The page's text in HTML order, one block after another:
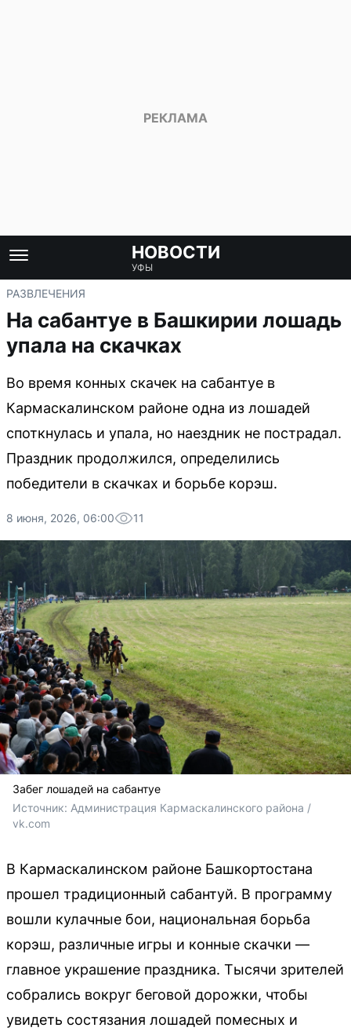
НОВОСТИ
УФЫ
РАЗВЛЕЧЕНИЯ
На сабантуе в Башкирии лошадь
упала на скачках
Во время конных скачек на сабантуе в
Кармаскалинском районе одна из лошадей
споткнулась и упала, но наездник не пострадал.
Праздник продолжился, определились
победители в скачках и борьбе корэш.
8 июня, 2026, 06:00 11
Забег лошадей на сабантуе
Источник: Администрация Кармаскалинского района /
vk.com
В Кармаскалинском районе Башкортостана
прошел традиционный сабантуй. В программу
вошли кулачные бои, национальная борьба
корэш, различные игры и конные скачки —
главное украшение праздника. Тысячи зрителей
собрались вокруг беговой дорожки, чтобы
увидеть состязания лошадей помесных и